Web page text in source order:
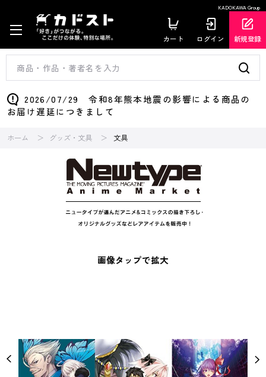
KADOKAWA Group
カート ログイン 新規登録
2026/07/29 令和8年熊本地震の影響による商品の
お届け遅延につきまして
ホーム グッズ・文具 文具
画像タップで拡大